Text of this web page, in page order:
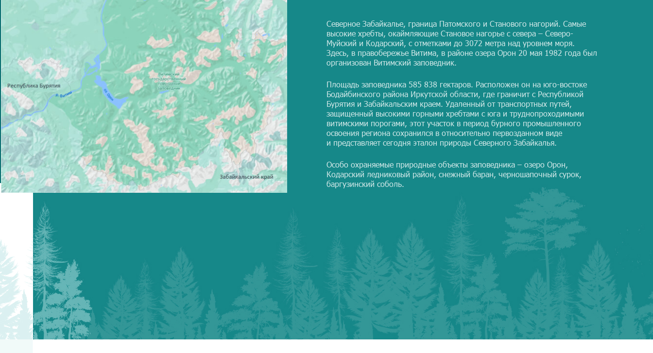
Северное Забайкалье, граница Патомского и Станового нагорий. Самые
высокие хребты, окаймляющие Становое нагорье с севера – Северо-
Муйский и Кодарский, с отметками до 3072 метра над уровнем моря.
Здесь, в правобережье Витима, в районе озера Орон 20 мая 1982 года был
организован Витимский заповедник.
Площадь заповедника 585 838 гектаров. Расположен он на юго-востоке
Бодайбинского района Иркутской области, где граничит с Республикой
Бурятия и Забайкальским краем. Удаленный от транспортных путей,
защищенный высокими горными хребтами с юга и труднопроходимыми
витимскими порогами, этот участок в период бурного промышленного
освоения региона сохранился в относительно первозданном виде
и представляет сегодня эталон природы Северного Забайкалья.
Особо охраняемые природные объекты заповедника – озеро Орон,
Кодарский ледниковый район, снежный баран, черношапочный сурок,
баргузинский соболь.